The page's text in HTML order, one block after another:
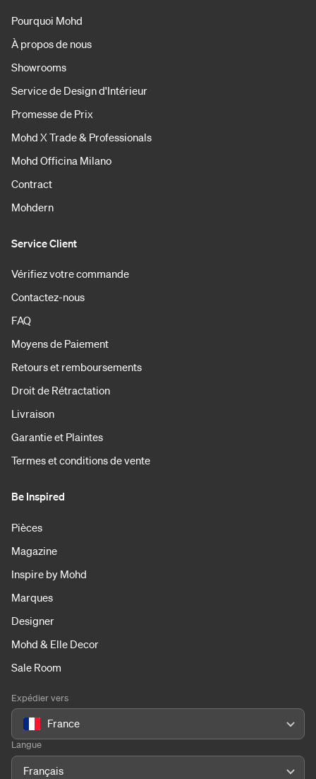
Pourquoi Mohd
À propos de nous
Showrooms
Service de Design d'Intérieur
Promesse de Prix
Mohd X Trade & Professionals
Mohd Officina Milano
Contract
Mohdern
Service Client
Vérifiez votre commande
Contactez-nous
FAQ
Moyens de Paiement
Retours et remboursements
Droit de Rétractation
Livraison
Garantie et Plaintes
Termes et conditions de vente
Be Inspired
Pièces
Magazine
Inspire by Mohd
Marques
Designer
Mohd & Elle Decor
Sale Room
Expédier vers
France
Langue
Français